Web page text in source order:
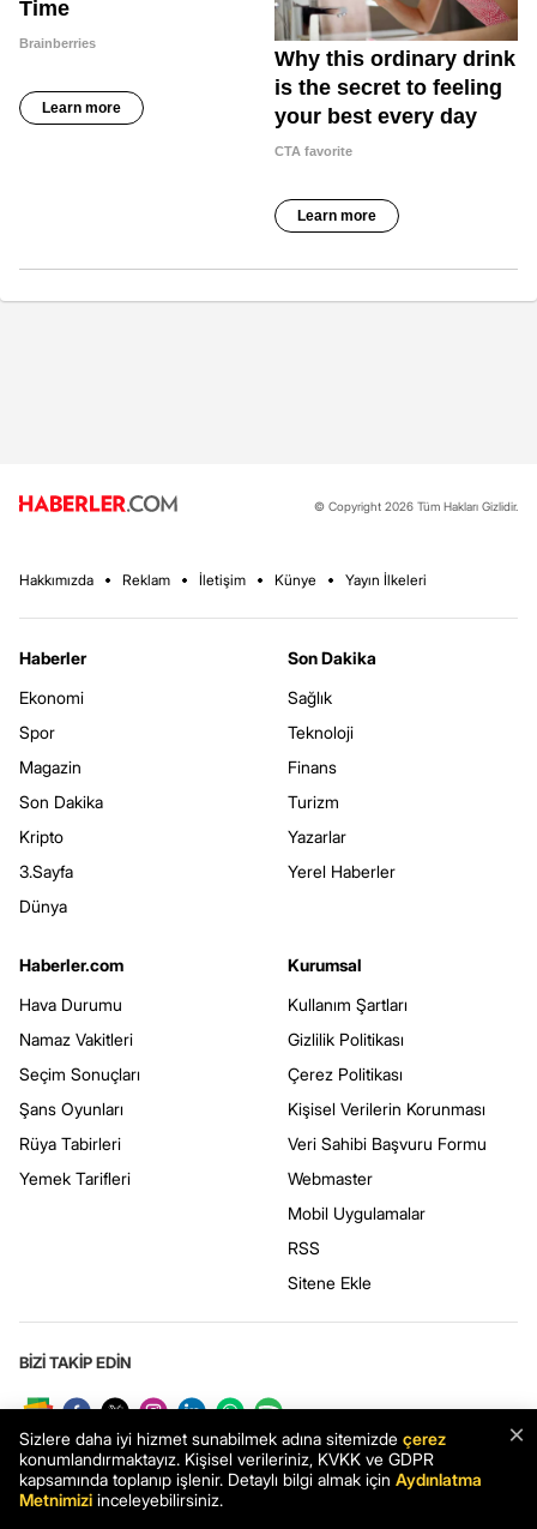
© Copyright 2026 Tüm Hakları Gizlidir.
Hakkımızda Reklam İletişim Künye Yayın İlkeleri
Haberler
Ekonomi
Spor
Magazin
Son Dakika
Kripto
3.Sayfa
Dünya
Son Dakika
Sağlık
Teknoloji
Finans
Turizm
Yazarlar
Yerel Haberler
Haberler.com
Hava Durumu
Namaz Vakitleri
Seçim Sonuçları
Şans Oyunları
Rüya Tabirleri
Yemek Tarifleri
Kurumsal
Kullanım Şartları
Gizlilik Politikası
Çerez Politikası
Kişisel Verilerin Korunması
Veri Sahibi Başvuru Formu
Webmaster
Mobil Uygulamalar
RSS
Sitene Ekle
BİZİ TAKİP EDİN
×
Sizlere daha iyi hizmet sunabilmek adına sitemizde çerez
konumlandırmaktayız. Kişisel verileriniz, KVKK ve GDPR
kapsamında toplanıp işlenir. Detaylı bilgi almak için Aydınlatma
Metnimizi inceleyebilirsiniz.